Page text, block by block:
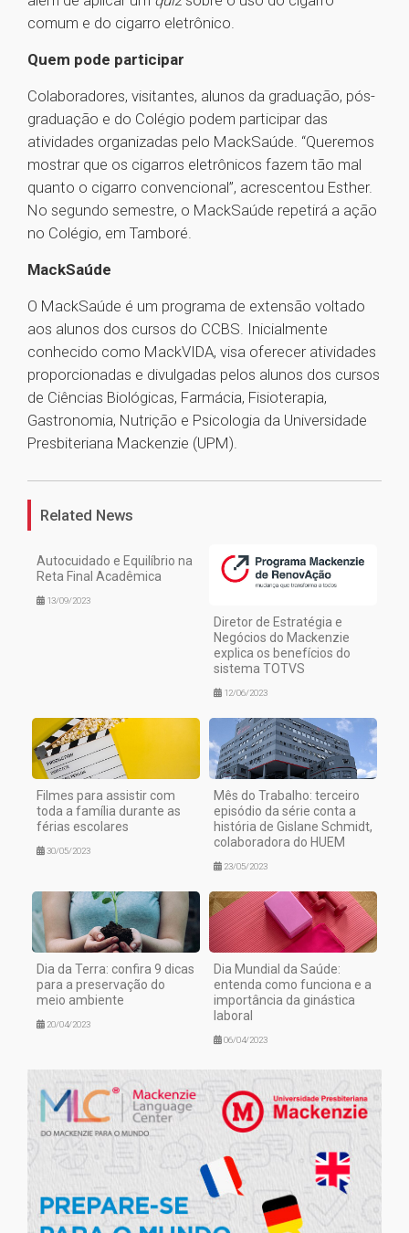
comum e do cigarro eletrônico.
Quem pode participar
Colaboradores, visitantes, alunos da graduação, pós-
graduação e do Colégio podem participar das
atividades organizadas pelo MackSaúde. “Queremos
mostrar que os cigarros eletrônicos fazem tão mal
quanto o cigarro convencional”, acrescentou Esther.
No segundo semestre, o MackSaúde repetirá a ação
no Colégio, em Tamboré.
MackSaúde
O MackSaúde é um programa de extensão voltado
aos alunos dos cursos do CCBS. Inicialmente
conhecido como MackVIDA, visa oferecer atividades
proporcionadas e divulgadas pelos alunos dos cursos
de Ciências Biológicas, Farmácia, Fisioterapia,
Gastronomia, Nutrição e Psicologia da Universidade
Presbiteriana Mackenzie (UPM).
1
Related News
Autocuidado e Equilíbrio na
Reta Final Acadêmica
13/09/2023
Diretor de Estratégia e
Negócios do Mackenzie
explica os benefícios do
sistema TOTVS
12/06/2023
Filmes para assistir com
toda a família durante as
férias escolares
30/05/2023
Mês do Trabalho: terceiro
episódio da série conta a
história de Gislane Schmidt,
colaboradora do HUEM
23/05/2023
Dia da Terra: confira 9 dicas
para a preservação do
meio ambiente
20/04/2023
Dia Mundial da Saúde:
entenda como funciona e a
importância da ginástica
laboral
06/04/2023